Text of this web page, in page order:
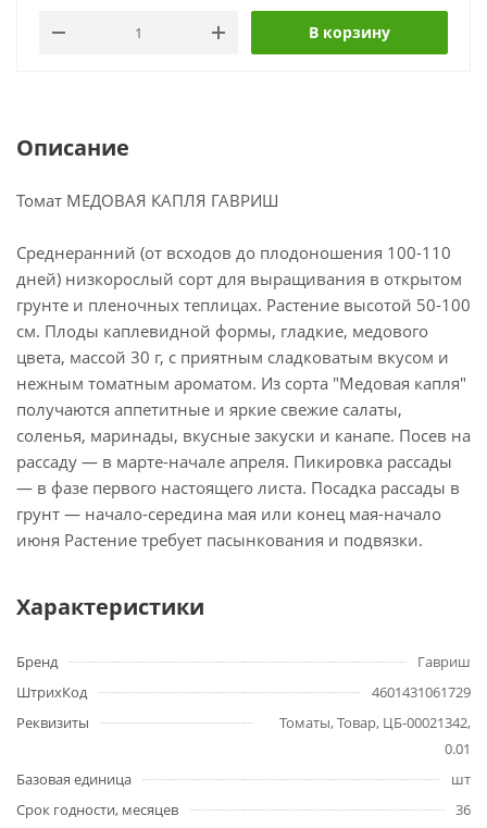
В корзину
Описание
Томат МЕДОВАЯ КАПЛЯ ГАВРИШ
Среднеранний (от всходов до плодоношения 100-110
дней) низкорослый сорт для выращивания в открытом
грунте и пленочных теплицах. Растение высотой 50-100
см. Плоды каплевидной формы, гладкие, медового
цвета, массой 30 г, с приятным сладковатым вкусом и
нежным томатным ароматом. Из сорта "Медовая капля"
получаются аппетитные и яркие свежие салаты,
соленья, маринады, вкусные закуски и канапе. Посев на
рассаду — в марте-начале апреля. Пикировка рассады
— в фазе первого настоящего листа. Посадка рассады в
грунт — начало-середина мая или конец мая-начало
июня Растение требует пасынкования и подвязки.
Характеристики
Бренд
Гавриш
ШтрихКод
4601431061729
Реквизиты
Томаты, Товар, ЦБ-00021342,
0.01
Базовая единица
шт
Срок годности, месяцев
36